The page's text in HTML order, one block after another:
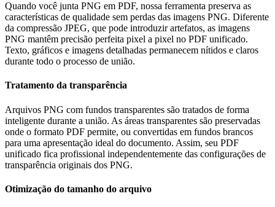
Quando você junta PNG em PDF, nossa ferramenta preserva as
características de qualidade sem perdas das imagens PNG. Diferente
da compressão JPEG, que pode introduzir artefatos, as imagens
PNG mantêm precisão perfeita pixel a pixel no PDF unificado.
Texto, gráficos e imagens detalhadas permanecem nítidos e claros
durante todo o processo de união.
Tratamento da transparência
Arquivos PNG com fundos transparentes são tratados de forma
inteligente durante a união. As áreas transparentes são preservadas
onde o formato PDF permite, ou convertidas em fundos brancos
para uma apresentação ideal do documento. Assim, seu PDF
unificado fica profissional independentemente das configurações de
transparência originais dos PNG.
Otimização do tamanho do arquivo